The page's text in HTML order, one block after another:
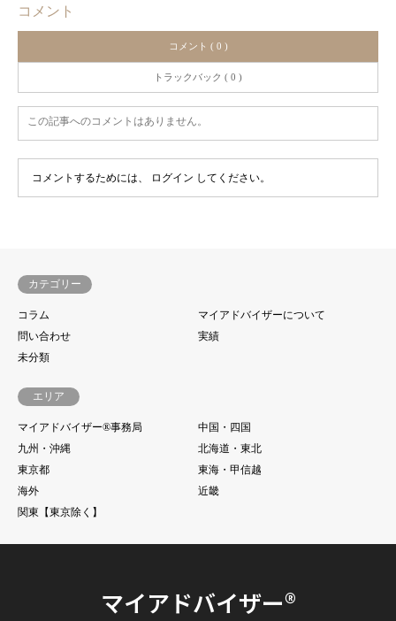
コメント
コメント ( 0 )
トラックバック ( 0 )
この記事へのコメントはありません。
コメントするためには、 ログイン してください。
カテゴリー
コラム
マイアドバイザーについて
問い合わせ
実績
未分類
エリア
マイアドバイザー®事務局
中国・四国
九州・沖縄
北海道・東北
東京都
東海・甲信越
海外
近畿
関東【東京除く】
マイアドバイザー®